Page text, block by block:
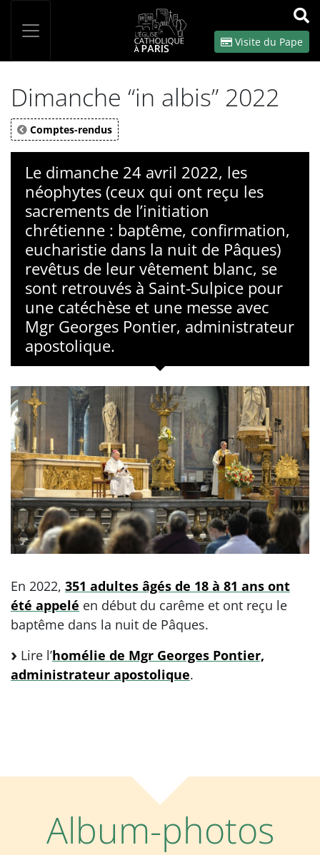
OK
Visite du Pape
Dimanche “in albis” 2022
Comptes-rendus
Le dimanche 24 avril 2022, les
néophytes (ceux qui ont reçu les
sacrements de l’initiation
chrétienne : baptême, confirmation,
eucharistie dans la nuit de Pâques)
revêtus de leur vêtement blanc, se
sont retrouvés à Saint-Sulpice pour
une catéchèse et une messe avec
Mgr Georges Pontier, administrateur
apostolique.
En 2022, 351 adultes âgés de 18 à 81 ans ont
été appelé en début du carême et ont reçu le
baptême dans la nuit de Pâques.
Lire l’homélie de Mgr Georges Pontier,
administrateur apostolique.
Album-photos
Panneau de gestion des cookies